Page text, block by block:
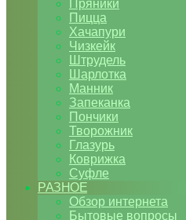
Пряники
Пицца
Хачапури
Чизкейк
Штрудель
Шарлотка
Манник
Запеканка
Пончики
Творожник
Глазурь
Коврижка
Суфле
РАЗНОЕ
Обзор интернета
Бытовые вопросы